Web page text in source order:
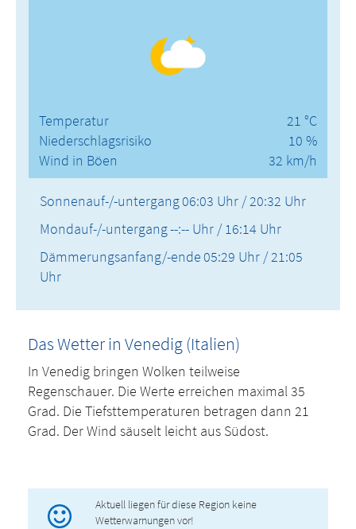
Temperatur
Niederschlagsrisiko
Wind in Böen
21 °C
10 %
32 km/h
Sonnenauf-/-untergang06:03 Uhr / 20:32 Uhr
Mondauf-/-untergang--:-- Uhr / 16:14 Uhr
Dämmerungsanfang/-ende05:29 Uhr / 21:05
Uhr
Das Wetter in Venedig (Italien)
In Venedig bringen Wolken teilweise
Regenschauer. Die Werte erreichen maximal 35
Grad. Die Tiefsttemperaturen betragen dann 21
Grad. Der Wind säuselt leicht aus Südost.
Aktuell liegen für diese Region keine
Wetterwarnungen vor!